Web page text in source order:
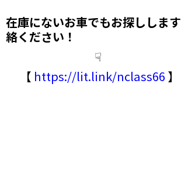
在庫にないお車でもお探しします
絡ください！
☟
【 https://lit.link/nclass66 】